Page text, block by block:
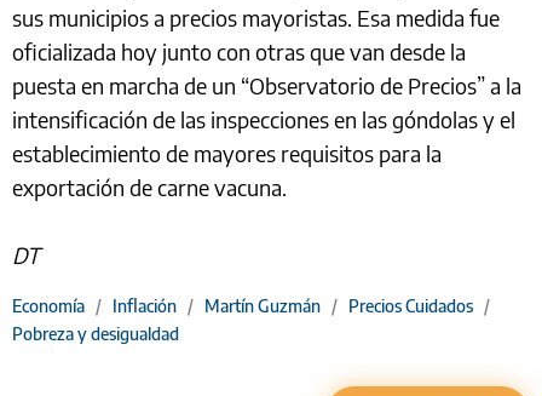
sus municipios a precios mayoristas. Esa medida fue
oficializada hoy junto con otras que van desde la
puesta en marcha de un “Observatorio de Precios” a la
intensificación de las inspecciones en las góndolas y el
establecimiento de mayores requisitos para la
exportación de carne vacuna.
DT
Economía / Inflación / Martín Guzmán / Precios Cuidados /
Pobreza y desigualdad